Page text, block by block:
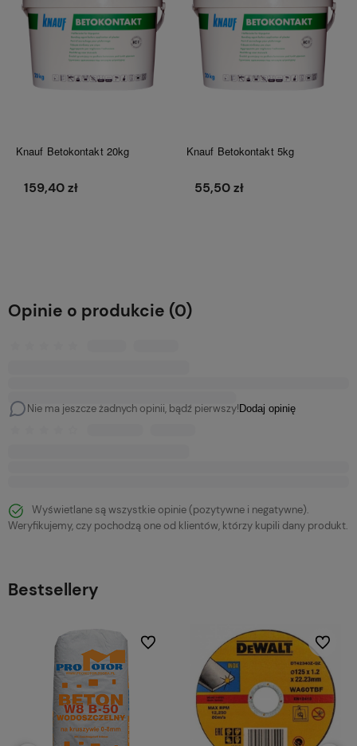
Knauf Betokontakt 20kg
159,40 zł
Knauf Betokontakt 5kg
55,50 zł
Opinie o produkcie (0)
Nie ma jeszcze żadnych opinii, bądź pierwszy! Dodaj opinię
Wyświetlane są wszystkie opinie (pozytywne i negatywne).
Weryfikujemy, czy pochodzą one od klientów, którzy kupili dany produkt.
Bestsellery
Do ulubionych Do